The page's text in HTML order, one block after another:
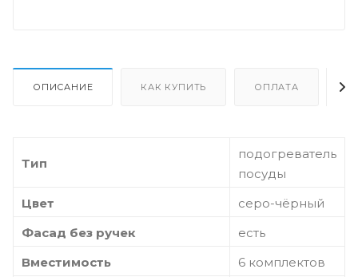
ОПИСАНИЕ КАК КУПИТЬ ОПЛАТА
Тип
подогреватель
посуды
Цвет
серо-чёрный
Фасад без ручек
есть
Вместимость
6 комплектов